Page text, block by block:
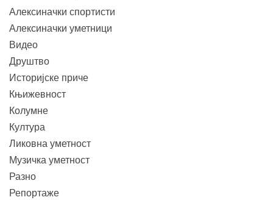
Алексиначки спортисти
Алексиначки уметници
Видео
Друштво
Историјске приче
Књижевност
Колумне
Култура
Ликовна уметност
Музичка уметност
Разно
Репортаже